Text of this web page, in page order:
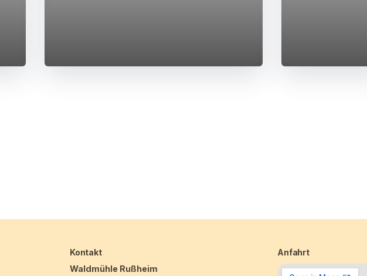
Kontakt
Waldmühle Rußheim
Anfahrt